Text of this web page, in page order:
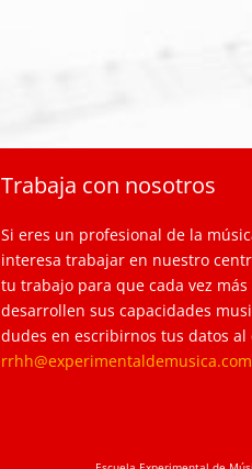
Trabaja con nosotros
Si eres un profesional de la
interesa trabajar en nuestro
tu trabajo para que cada vez más
desarrollen sus capacidades
dudes en escribirnos tus datos al
rrhh@experimentaldemusica.com